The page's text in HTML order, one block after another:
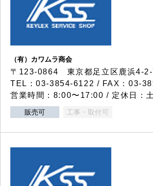
（有）カワムラ商会
〒123-0864 東京都足立区鹿浜4-
TEL：03-3854-6122 / FAX：03-
営業時間：8:00〜17:00 / 定休日：
販売可 工事・取付可